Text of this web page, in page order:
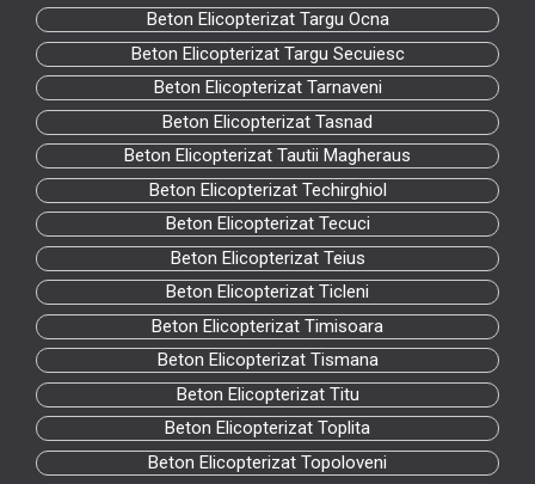
Beton Elicopterizat Targu Ocna
Beton Elicopterizat Targu Secuiesc
Beton Elicopterizat Tarnaveni
Beton Elicopterizat Tasnad
Beton Elicopterizat Tautii Magheraus
Beton Elicopterizat Techirghiol
Beton Elicopterizat Tecuci
Beton Elicopterizat Teius
Beton Elicopterizat Ticleni
Beton Elicopterizat Timisoara
Beton Elicopterizat Tismana
Beton Elicopterizat Titu
Beton Elicopterizat Toplita
Beton Elicopterizat Topoloveni